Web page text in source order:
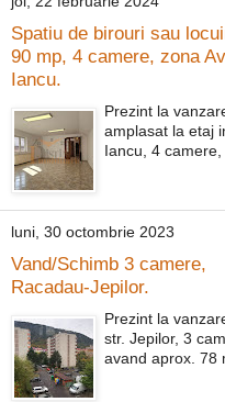
Spatiu de birouri sau
90 mp, 4 camere, zona
Iancu.
Prezint la
amplasat la etaj
Iancu, 4 camere,
luni, 30 octombrie 2023
Vand/Schimb 3 camere,
Racadau-Jepilor.
Prezint la
str. Jepilor, 3
avand aprox. 78